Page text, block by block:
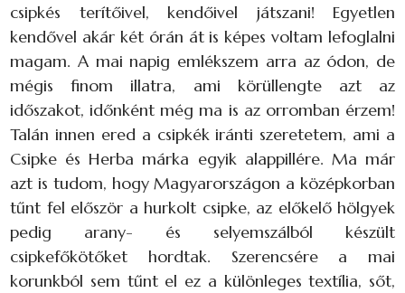
csipkés terítőivel, kendőivel játszani! Egyetlen
kendővel akár két órán át is képes voltam lefoglalni
magam. A mai napig emlékszem arra az ódon, de
mégis finom illatra, ami körüllengte azt az
időszakot, időnként még ma is az orromban érzem!
Talán innen ered a csipkék iránti szeretetem, ami a
Csipke és Herba márka egyik alappillére. Ma már
azt is tudom, hogy Magyarországon a középkorban
tűnt fel először a hurkolt csipke, az előkelő hölgyek
pedig arany- és selyemszálból készült
csipkefőkötőket hordtak. Szerencsére a mai
korunkból sem tűnt el ez a különleges textília, sőt,